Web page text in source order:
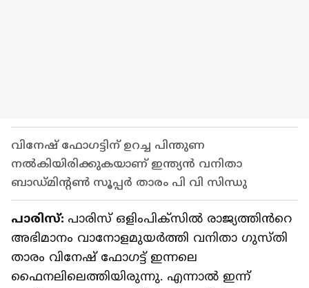
വിനേഷ് ഫോഗട്ടിന് ഉറച്ച പിന്തുണ
നല്‍കിയിരിക്കുകയാണ് ഇന്ത്യന്‍ വനിതാ
ബാഡ്‌മിന്‍റണ്‍ സൂപ്പര്‍ താരം പി വി സിന്ധു
പാരിസ്: പാരിസ് ഒളിംപിക്സിൽ രാജ്യത്തിൻറെ
അഭിമാനം വാനോളമുയർത്തി വനിതാ ഗുസ്‌തി
താരം വിനേഷ് ഫോഗട്ട് ഇന്നലെ
ഫൈനലിലെത്തിയിരുന്നു. എന്നാല്‍ ഇന്ന്